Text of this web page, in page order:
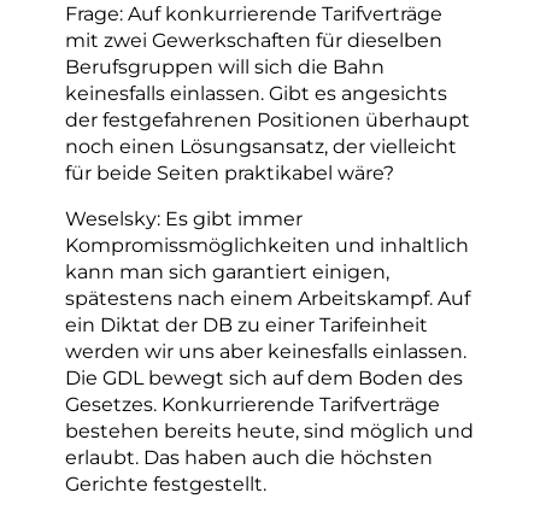
Frage: Auf konkurrierende Tarifverträge
mit zwei Gewerkschaften für dieselben
Berufsgruppen will sich die Bahn
keinesfalls einlassen. Gibt es angesichts
der festgefahrenen Positionen überhaupt
noch einen Lösungsansatz, der vielleicht
für beide Seiten praktikabel wäre?
Weselsky: Es gibt immer
Kompromissmöglichkeiten und inhaltlich
kann man sich garantiert einigen,
spätestens nach einem Arbeitskampf. Auf
ein Diktat der DB zu einer Tarifeinheit
werden wir uns aber keinesfalls einlassen.
Die GDL bewegt sich auf dem Boden des
Gesetzes. Konkurrierende Tarifverträge
bestehen bereits heute, sind möglich und
erlaubt. Das haben auch die höchsten
Gerichte festgestellt.